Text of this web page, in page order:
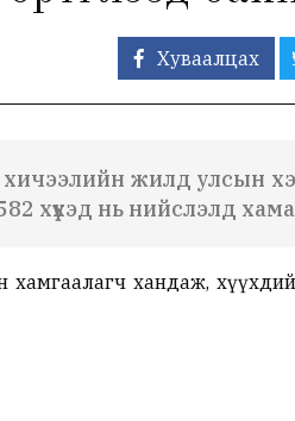
Хуваалцах
хичээлийн жилд улсын
хүүхэд нь нийслэлд
хандаж,